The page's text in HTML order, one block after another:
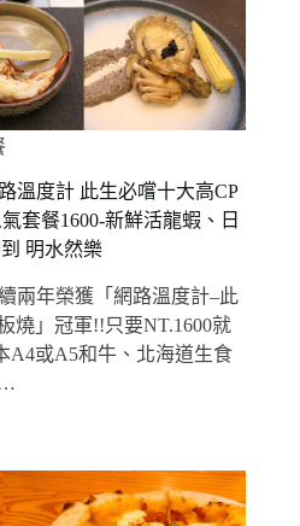
溫度計 此生必嚐十大高CP
套餐1600-新鮮活龍蝦、日
明水然樂
兩年榮獲「網路溫度計–此
燒」冠軍!!只要NT.1600就
A4或A5和牛、北海道生食
…